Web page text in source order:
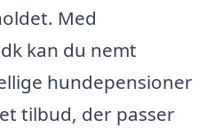
Med
kan du nemt
hundepensioner
tilbud, der passer